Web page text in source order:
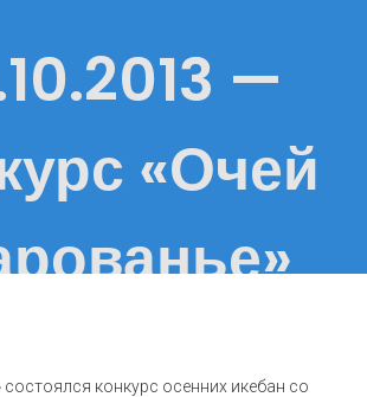
—
«Очей
конкурс осенних икебан со